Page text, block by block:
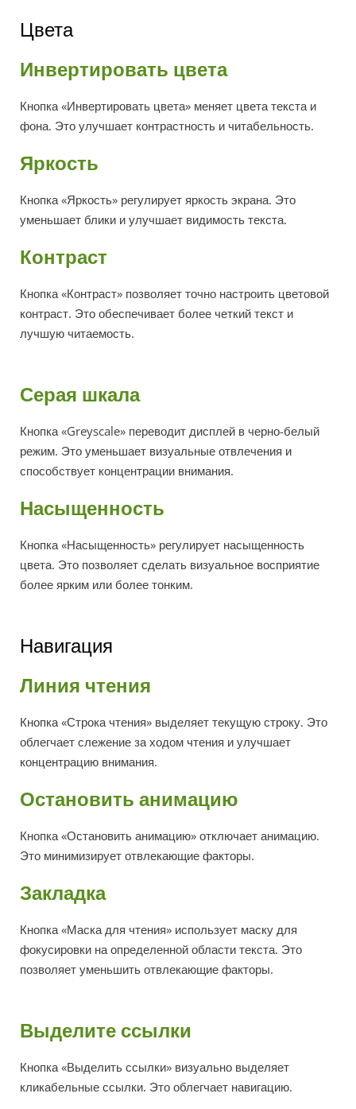
Цвета
Инвертировать цвета
Кнопка «Инвертировать цвета» меняет цвета текста и
фона. Это улучшает контрастность и читабельность.
Яркость
Кнопка «Яркость» регулирует яркость экрана. Это
уменьшает блики и улучшает видимость текста.
Контраст
Кнопка «Контраст» позволяет точно настроить цветовой
контраст. Это обеспечивает более четкий текст и
лучшую читаемость.
Серая шкала
Кнопка «Greyscale» переводит дисплей в черно-белый
режим. Это уменьшает визуальные отвлечения и
способствует концентрации внимания.
Насыщенность
Кнопка «Насыщенность» регулирует насыщенность
цвета. Это позволяет сделать визуальное восприятие
более ярким или более тонким.
Навигация
Линия чтения
Кнопка «Строка чтения» выделяет текущую строку. Это
облегчает слежение за ходом чтения и улучшает
концентрацию внимания.
Остановить анимацию
Кнопка «Остановить анимацию» отключает анимацию.
Это минимизирует отвлекающие факторы.
Закладка
Кнопка «Маска для чтения» использует маску для
фокусировки на определенной области текста. Это
позволяет уменьшить отвлекающие факторы.
Выделите ссылки
Кнопка «Выделить ссылки» визуально выделяет
кликабельные ссылки. Это облегчает навигацию.